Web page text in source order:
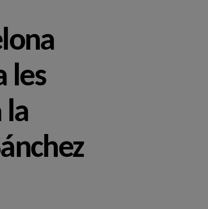
les
la